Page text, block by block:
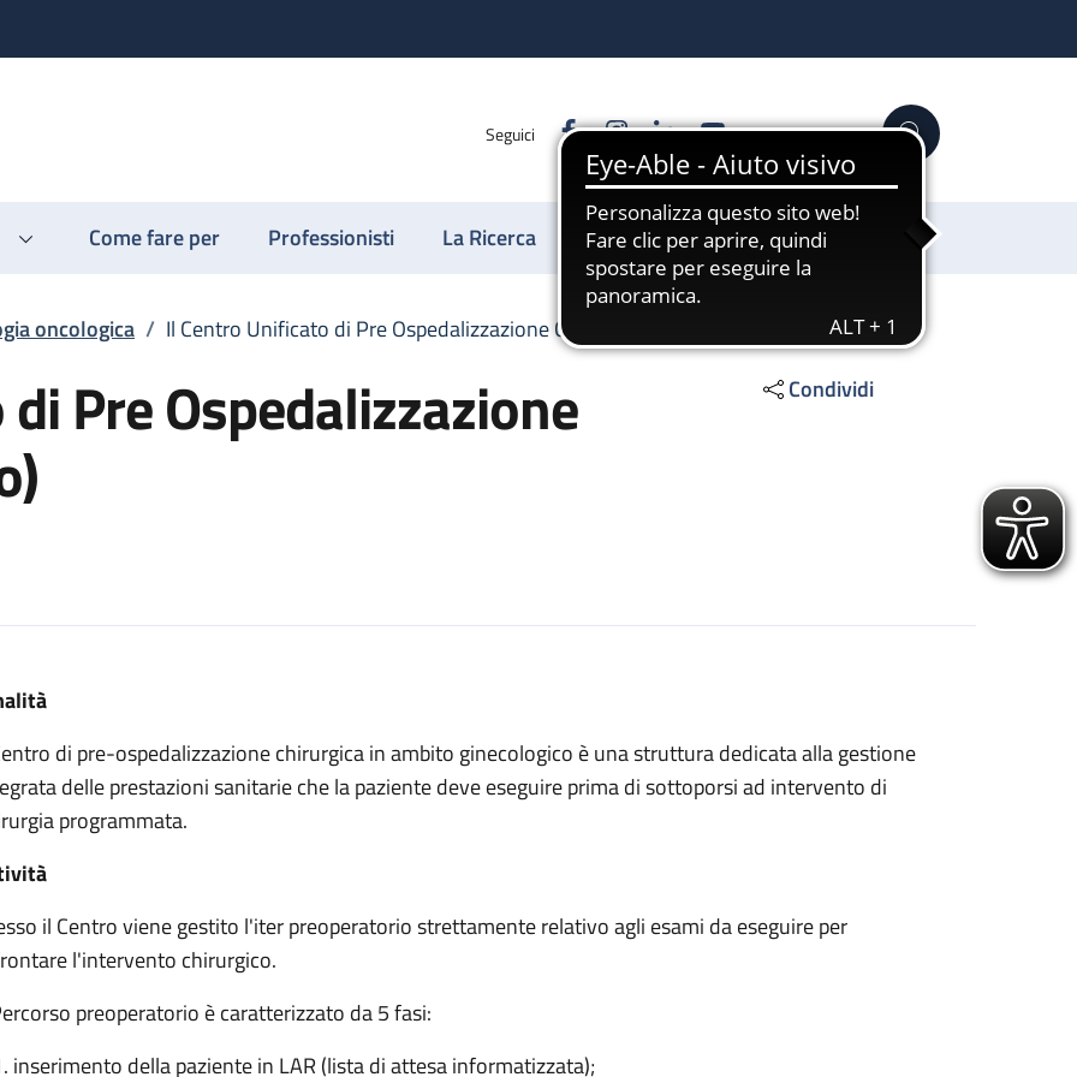
Seguici FacebookInstagram
LinkedinYouTube Cerca
Come fare per Professionisti La Ricerca Sostienici
oncologica / Il Centro Unificato di Pre Ospedalizzazione Chirurgica (De Iaco)
Pre Ospedalizzazione Condividi
Chirurgica (De Iaco)
Chirurgica (De Iaco)
Chirurgica (De Iaco)
Ospedalizzazione Chirurgica (De Iaco)
di pre-ospedalizzazione chirurgica in ambito ginecologico è una struttura dedicata alla gestione
delle prestazioni sanitarie che la paziente deve eseguire prima di sottoporsi ad intervento di
programmata.
il Centro viene gestito l'iter preoperatorio strettamente relativo agli esami da eseguire per
l'intervento chirurgico.
preoperatorio è caratterizzato da 5 fasi:
inserimento della paziente in LAR (lista di attesa informatizzata);